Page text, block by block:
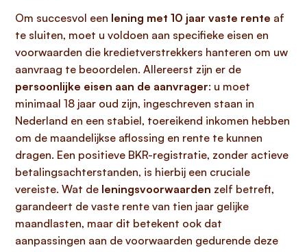
Om succesvol een lening met 10 jaar vaste rente af
te sluiten, moet u voldoen aan specifieke eisen en
voorwaarden die kredietverstrekkers hanteren om uw
aanvraag te beoordelen. Allereerst zijn er de
persoonlijke eisen aan de aanvrager: u moet
minimaal 18 jaar oud zijn, ingeschreven staan in
Nederland en een stabiel, toereikend inkomen hebben
om de maandelijkse aflossing en rente te kunnen
dragen. Een positieve BKR-registratie, zonder actieve
betalingsachterstanden, is hierbij een cruciale
vereiste. Wat de leningsvoorwaarden zelf betreft,
garandeert de vaste rente van tien jaar gelijke
maandlasten, maar dit betekent ook dat
aanpassingen aan de voorwaarden gedurende deze